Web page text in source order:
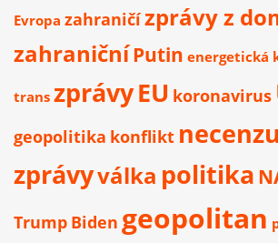
Evropa zahraničízprávy z
zahraničníPutin energetická
trans zprávyEU koronavirus
geopolitika konflikt
zprávyválka politika
Trump Biden geopolitan